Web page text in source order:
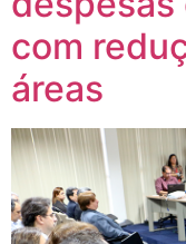
com
áreas